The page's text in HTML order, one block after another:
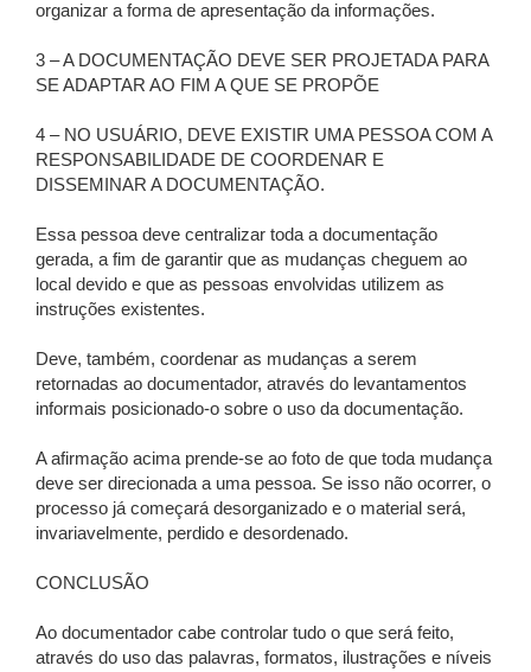
organizar a forma de apresentação da informações.
3 – A DOCUMENTAÇÃO DEVE SER PROJETADA PARA
SE ADAPTAR AO FIM A QUE SE PROPÕE
4 – NO USUÁRIO, DEVE EXISTIR UMA PESSOA COM A
RESPONSABILIDADE DE COORDENAR E
DISSEMINAR A DOCUMENTAÇÃO.
Essa pessoa deve centralizar toda a documentação
gerada, a fim de garantir que as mudanças cheguem ao
local devido e que as pessoas envolvidas utilizem as
instruções existentes.
Deve, também, coordenar as mudanças a serem
retornadas ao documentador, através do levantamentos
informais posicionado-o sobre o uso da documentação.
A afirmação acima prende-se ao foto de que toda mudança
deve ser direcionada a uma pessoa. Se isso não ocorrer, o
processo já começará desorganizado e o material será,
invariavelmente, perdido e desordenado.
CONCLUSÃO
Ao documentador cabe controlar tudo o que será feito,
através do uso das palavras, formatos, ilustrações e níveis